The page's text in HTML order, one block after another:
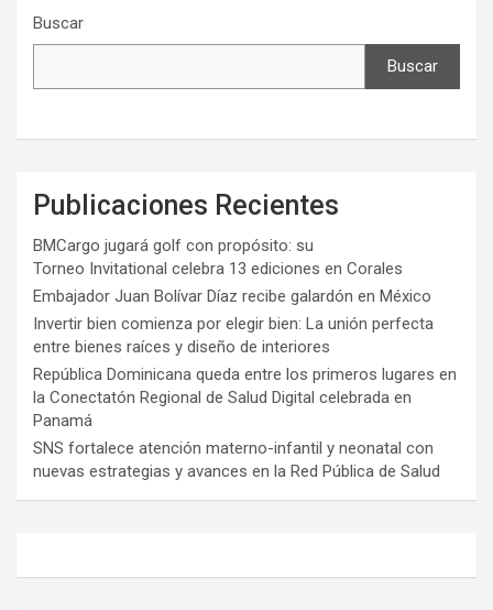
Buscar
Buscar
Publicaciones Recientes
BMCargo jugará golf con propósito: su
Torneo Invitational celebra 13 ediciones en Corales
Embajador Juan Bolívar Díaz recibe galardón en México
Invertir bien comienza por elegir bien: La unión perfecta
entre bienes raíces y diseño de interiores
República Dominicana queda entre los primeros lugares en
la Conectatón Regional de Salud Digital celebrada en
Panamá
SNS fortalece atención materno-infantil y neonatal con
nuevas estrategias y avances en la Red Pública de Salud